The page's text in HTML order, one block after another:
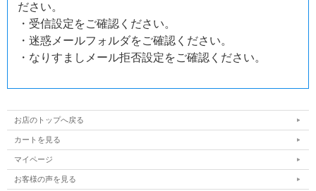
ださい。
・受信設定をご確認ください。
・迷惑メールフォルダをご確認ください。
・なりすましメール拒否設定をご確認ください。
お店のトップへ戻る
カートを見る
マイページ
お客様の声を見る